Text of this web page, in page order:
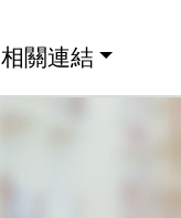
相關連結